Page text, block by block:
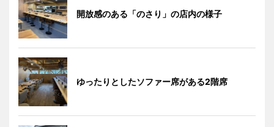
開放感のある「のさり」の店内の様子
ゆったりとしたソファー席がある2階席